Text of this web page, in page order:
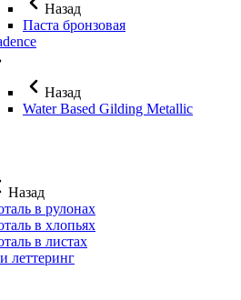
Назад
Паста бронзовая
Назад
Water Based Gilding Metallic
Назад
в рулонах
в хлопьях
в листах
леттеринг